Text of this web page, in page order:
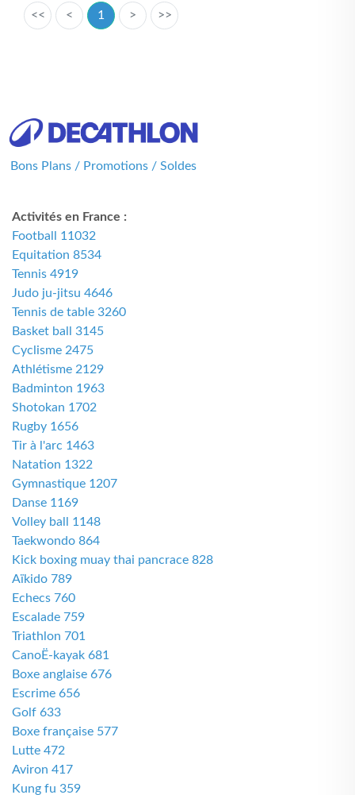
<< < 1 > >>
Bons Plans / Promotions / Soldes
Activités en France :
Football 11032
Equitation 8534
Tennis 4919
Judo ju-jitsu 4646
Tennis de table 3260
Basket ball 3145
Cyclisme 2475
Athlétisme 2129
Badminton 1963
Shotokan 1702
Rugby 1656
Tir à l'arc 1463
Natation 1322
Gymnastique 1207
Danse 1169
Volley ball 1148
Taekwondo 864
Kick boxing muay thai pancrace 828
Aïkido 789
Echecs 760
Escalade 759
Triathlon 701
CanoË-kayak 681
Boxe anglaise 676
Escrime 656
Golf 633
Boxe française 577
Lutte 472
Aviron 417
Kung fu 359